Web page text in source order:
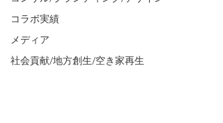
コラボ実績
メディア
社会貢献/地方創生/空き家再生